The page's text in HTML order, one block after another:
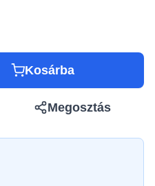
Kosárba
Megosztás